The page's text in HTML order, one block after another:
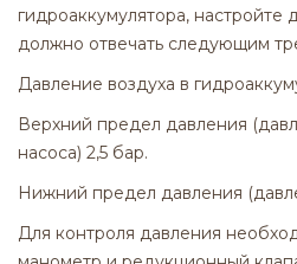
гидроаккумулятора,
должно отвечать следующим
Давление воздуха в
Верхний предел давления
насоса) 2,5 бар.
Нижний предел давления
Для контроля давления